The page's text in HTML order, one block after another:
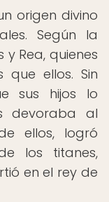
origen divino
Según la
Rea, quienes
ellos. Sin
sus hijos lo
devoraba al
ellos, logró
los titanes,
en el rey de